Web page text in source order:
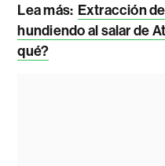
Lea más: Extracción
hundiendo al salar de
qué?